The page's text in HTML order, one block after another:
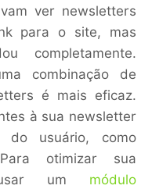
ver newsletters
para o site, mas
completamente.
combinação de
é mais eficaz.
à sua newsletter
do usuário, como
otimizar sua
usar um módulo